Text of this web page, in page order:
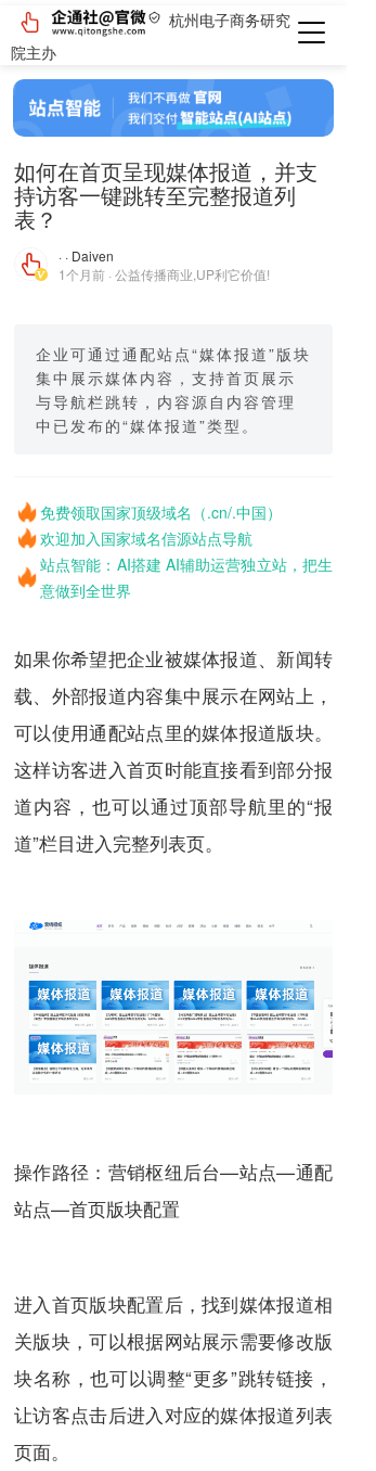
杭州电子商务研究
院主办
如何在首页呈现媒体报道，并支
持访客一键跳转至完整报道列
表？
· · Daiven
1个月前 · 公益传播商业,UP利它价值!
企业可通过通配站点“媒体报道”版块
集中展示媒体内容，支持首页展示
与导航栏跳转，内容源自内容管理
中已发布的“媒体报道”类型。
免费领取国家顶级域名（.cn/.中国）
欢迎加入国家域名信源站点导航
站点智能：AI搭建 AI辅助运营独立站，把生
意做到全世界
如果你希望把企业被媒体报道、新闻转
载、外部报道内容集中展示在网站上，
可以使用通配站点里的媒体报道版块。
这样访客进入首页时能直接看到部分报
道内容，也可以通过顶部导航里的“报
道”栏目进入完整列表页。
操作路径：营销枢纽后台—站点—通配
站点—首页版块配置
进入首页版块配置后，找到媒体报道相
关版块，可以根据网站展示需要修改版
块名称，也可以调整“更多”跳转链接，
让访客点击后进入对应的媒体报道列表
页面。